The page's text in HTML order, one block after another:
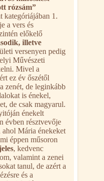
rózsám”
kategóriájában 1.
a vers és
előkelő
illetve
versenyen pedig
Művészeti
Mivel a
ez év őszétől
zenét, de leginkább
is énekel,
de csak magyarul.
énekelt
évben résztvevője
ahol Mária énekeket
éppen műsoron
, kedvenc
valamint a zenei
tanul, de azért a
és a